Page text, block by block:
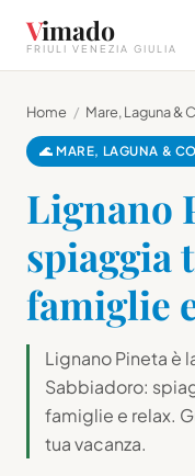
Vimado
FRIULI VENEZIA GIULIA
Home / Mare, Laguna &
🌊 MARE, LAGUNA &
Lignano
spiaggia
famiglie
Lignano Pineta è
Sabbiadoro:
famiglie e relax.
tua vacanza.